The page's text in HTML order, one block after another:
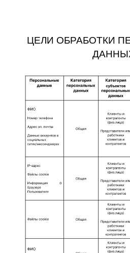
СОГЛАСИЕ НА
ПЕРСОНАЛЬНЫХ
Условия предоставления
совершеннолетним лицом и
предоставляет полные и
персональные данные.
В случае, если
является дееспособным и
совершеннолетним лицом,
обработку Персональных
предоставляет законный